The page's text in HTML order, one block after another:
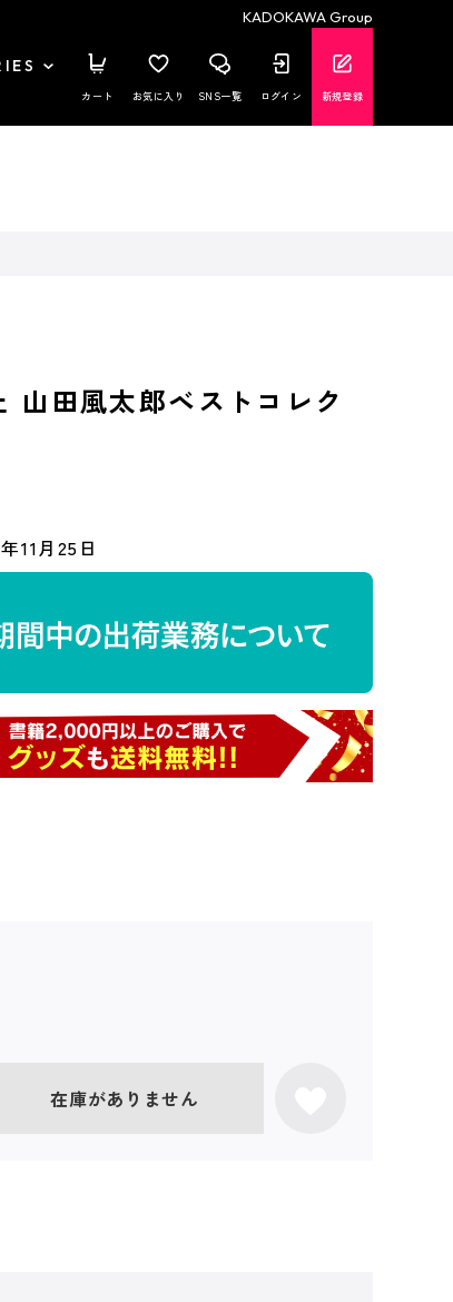
KADOKAWA Group
カート お気に入り SNS一覧 ログイン 新規登録
田風太郎ベストコレク
11月25日
在庫がありません